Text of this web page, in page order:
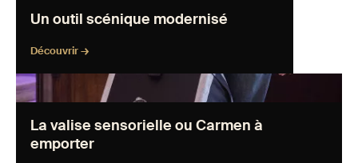
Un outil scénique modernisé
Découvrir →
La valise sensorielle ou Carmen à emporter "
loading="lazy" />
La valise sensorielle ou Carmen à
emporter